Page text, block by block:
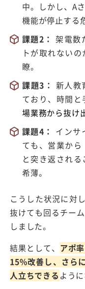
中。しかし、 A
機能が停止する
課題2： 架電数
トが取れない
瞭。
課題3： 新人教
ており、時間と
場業務から抜け
課題4： インサ
ても、営業から
と突き返され
希薄。
こうした状況に対し
抜けても回るチーム
しました。
結果として、 アポ
15%改善し、さら
人立ちできる よう